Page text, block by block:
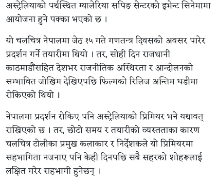
अस्ट्रेलियाको पर्थस्थित ग्यालेरिया सपिङ सेन्टरको इभेन्ट सिनेमामा
आयोजना हुने पक्का भएको छ ।
यो चलचित्र नेपालमा जेठ १५ गते गणतन्त्र दिवसको अवसर पारेर
प्रदर्शन गर्ने तयारीमा थियो । तर, सोही दिन राजधानी
काठमाडौंसहित देशभर राजनीतिक अस्थिरता र आन्दोलनको
सम्भावित जोखिम देखिएपछि फिल्मको रिलिज अन्तिम घडीमा
रोकिएको थियो ।
नेपालमा प्रदर्शन रोकिए पनि अस्ट्रेलियाको प्रिमियर भने यथावत्
राखिएको छ । तर, छोटो समय र तयारीको व्यस्तताका कारण
चलचित्र टोलीका प्रमुख कलाकार र निर्देशकले यो प्रिमियरमा
सहभागिता नजनाए पनि केही दिनपछि सबै सहरको शोहरूलाई
लक्षित गरेर सहभागी हुनेछन् ।